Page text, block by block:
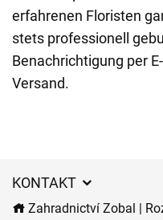
erfahrenen Floristen
stets professionell
Benachrichtigung per
Versand.
KONTAKT
Zahradnictví Zobal |